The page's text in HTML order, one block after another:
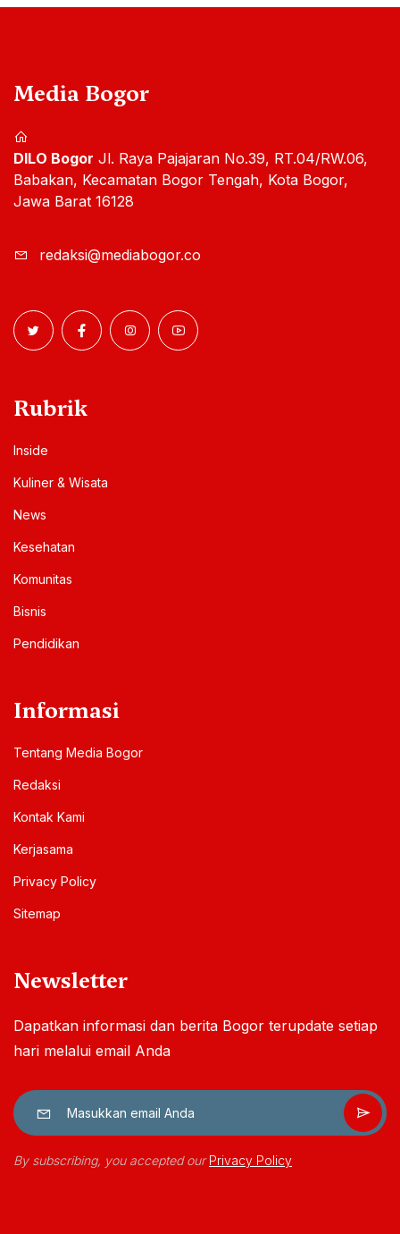
Media Bogor
DILO Bogor Jl. Raya Pajajaran No.39, RT.04/RW.06,
Babakan, Kecamatan Bogor Tengah, Kota Bogor,
Jawa Barat 16128
redaksi@mediabogor.co
Rubrik
Inside
Kuliner & Wisata
News
Kesehatan
Komunitas
Bisnis
Pendidikan
Informasi
Tentang Media Bogor
Redaksi
Kontak Kami
Kerjasama
Privacy Policy
Sitemap
Newsletter
Dapatkan informasi dan berita Bogor terupdate setiap
hari melalui email Anda
By subscribing, you accepted ourPrivacy Policy